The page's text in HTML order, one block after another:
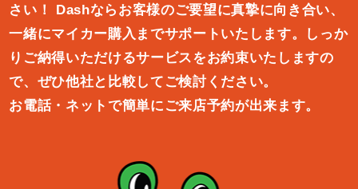
さい！
Dashならお客様のご要望に真摯に向き合い、
一緒にマイカー購入ま でサポートいたします。しっか
りご納得いただけるサービスをお約束いたしますの
で、ぜひ他社と比較してご検討ください。
お電話・ネットで簡単にご来店予約が出来ます。